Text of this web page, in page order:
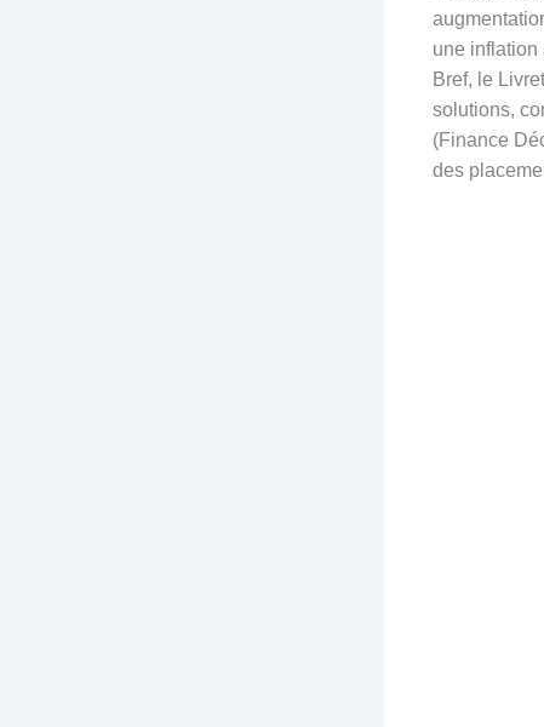
une inflation
Bref, le
solutions,
(Finance
des